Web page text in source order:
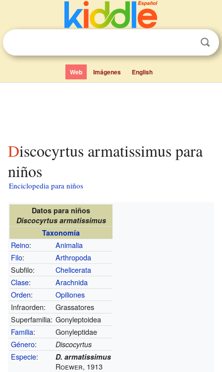
Web Imágenes English
Discocyrtus armatissimus para
niños
Enciclopedia para niños
Datos para niños
Discocyrtus armatissimus
Taxonomía
Reino:
Animalia
Filo:
Arthropoda
Subfilo:
Chelicerata
Clase:
Arachnida
Orden:
Opiliones
Infraorden:
Grassatores
Superfamilia: Gonyleptoidea
Familia:
Gonyleptidae
Género: Discocyrtus
Especie: D. armatissimus
Roewer, 1913